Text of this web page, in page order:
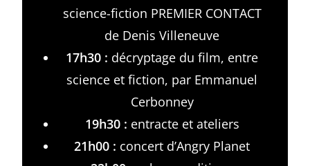
science-fiction PREMIER CONTACT
de Denis Villeneuve
17h30 : décryptage du film, entre
science et fiction, par Emmanuel
Cerbonney
19h30 : entracte et ateliers
21h00 : concert d’Angry Planet